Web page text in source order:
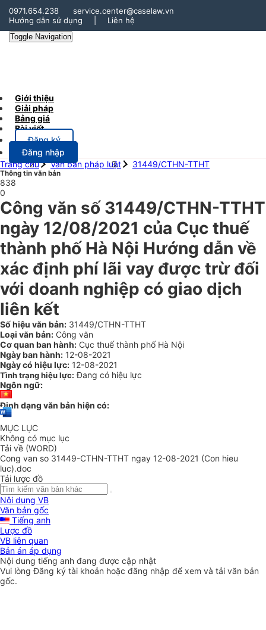
0971.654.238
service.center@caselaw.vn
Hướng dẫn sử dụng
Liên hệ
Toggle Navigation
Giới thiệu
Giải pháp
Bảng giá
Bài viết
Đăng ký
Đăng nhập
Trang chủ
Văn bản pháp luật 31449/CTHN-TTHT
Thông tin văn bản
838
0
Công văn số 31449/CTHN-TTHT
ngày 12/08/2021 của Cục thuế
thành phố Hà Nội Hướng dẫn về
xác định phí lãi vay được trừ đối
với doanh nghiệp có giao dịch
liên kết
Số hiệu văn bản: 31449/CTHN-TTHT
Loại văn bản: Công văn
Cơ quan ban hành: Cục thuế thành phố Hà Nội
Ngày ban hành: 12-08-2021
Ngày có hiệu lực: 12-08-2021
Tình trạng hiệu lực: Đang có hiệu lực
Ngôn ngữ:
Định dạng văn bản hiện có:
MỤC LỤC
Không có mục lục
Tải về (WORD)
Cong van so 31449-CTHN-TTHT ngay 12-08-2021 (Con hieu
luc).doc
Tải lược đồ
Nội dung VB
Văn bản gốc
Tiếng anh
Lược đồ
VB liên quan
Bản án áp dụng
Nội dung tiếng anh đang được cập nhật
Vui lòngĐăng ký tài khoản hoặc đăng nhập để xem và tải văn bản
gốc.